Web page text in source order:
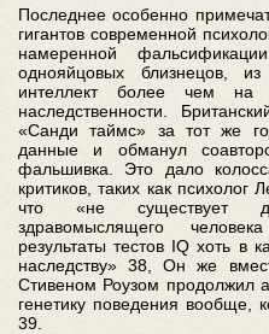
Последнее особенно
гигантов современной
намеренной
однояйцовых близнецов,
интеллект более чем на
наследственности.
«Санди таймс» за тот же
данные и обманул
фальшивка. Это дало
критиков, таких как психолог
что «не существует
здравомыслящего
результаты тестов IQ хоть в
наследству» 38, Он же
Стивеном Роузом продолжил
генетику поведения вообще,
39.